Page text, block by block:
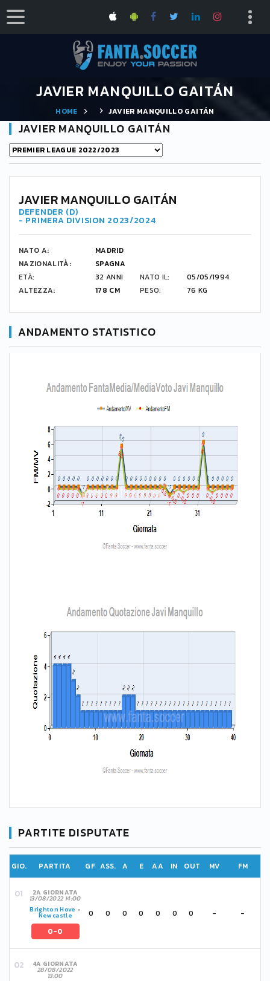
JAVIER MANQUILLO GAITÁN
HOME JAVIER MANQUILLO GAITÁN
JAVIER MANQUILLO GAITÁN
22
JAVIER MANQUILLO GAITÁN
DEFENDER (D)
- PRIMERA DIVISION 2023/2024
NATO A:
MADRID
NAZIONALITÀ:
SPAGNA
ETÀ:
32 ANNI NATO IL:
05/05/1994
ALTEZZA:
178 CM PESO: 76 KG
ANDAMENTO STATISTICO
PARTITE DISPUTATE
GIO. PARTITA GF ASS. A E AA IN OUT MV FM
2A GIORNATA
13/08/2022 14:00
Brighton Hove -
Newcastle
0-0
0 0 0 0 0 0 0 - -
4A GIORNATA
28/08/2022
13:00